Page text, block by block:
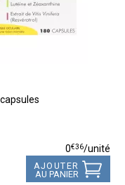
0€36/unité
AJOUTER
AU PANIER